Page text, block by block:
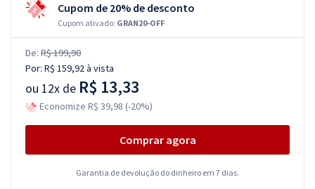
Cupom de 20% de desconto
Cupom ativado: GRAN20-OFF
De: R$ 199,90
Por: R$ 159,92à vista
ou 12x de R$ 13,33
Economize R$ 39,98 (-20%)
Comprar agora
Garantia de devolução do dinheiro em 7 dias.